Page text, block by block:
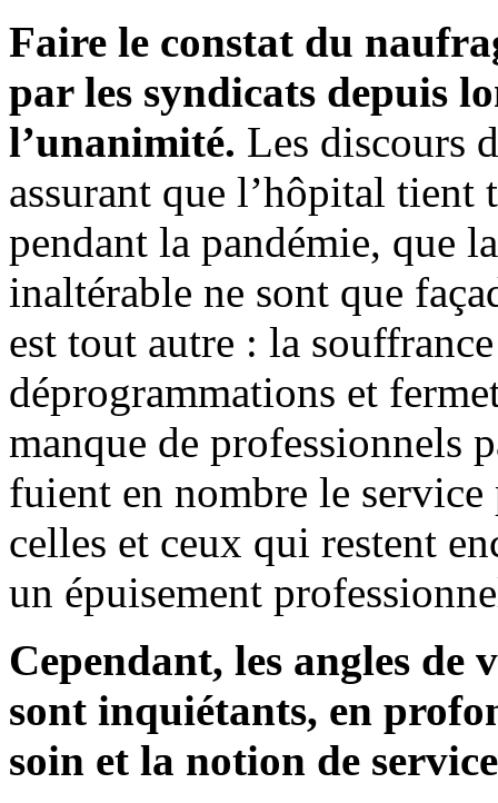
Faire le constat du
par les syndicats depuis
l’unanimité. Les discours
assurant que l’hôpital
pendant la pandémie, que
inaltérable ne sont que
est tout autre : la
déprogrammations et
manque de professionnels
fuient en nombre le
celles et ceux qui restent
un épuisement
Cependant, les angles
sont inquiétants, en
soin et la notion de